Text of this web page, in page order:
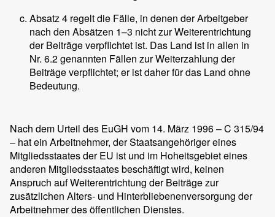
Absatz 4 regelt die Fälle, in denen der Arbeitgeber
nach den Absätzen 1–3 nicht zur Weiterentrichtung
der Beiträge verpflichtet ist. Das Land ist in allen in
Nr. 6.2 genannten Fällen zur Weiterzahlung der
Beiträge verpflichtet; er ist daher für das Land ohne
Bedeutung.
Nach dem Urteil des EuGH vom 14. März 1996 – C 315/94
– hat ein Arbeitnehmer, der Staatsangehöriger eines
Mitgliedsstaates der EU ist und im Hoheitsgebiet eines
anderen Mitgliedsstaates beschäftigt wird, keinen
Anspruch auf Weiterentrichtung der Beiträge zur
zusätzlichen Alters- und Hinterbliebenenversorgung der
Arbeitnehmer des öffentlichen Dienstes.